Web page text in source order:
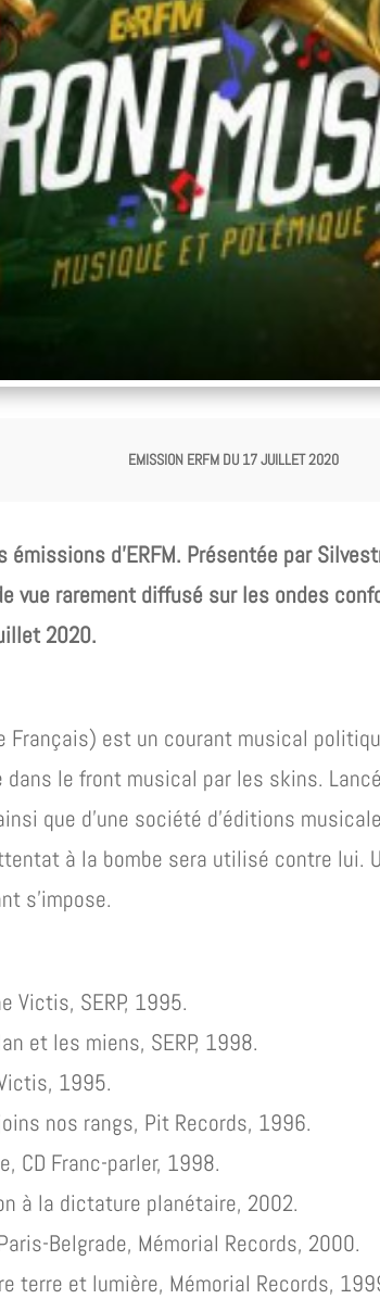
EMISSION ERFM DU 17 JUILLET 2020
d’ERFM. Présentée par
vue rarement diffusé sur les ondes
2020.
Français) est un courant musical
le front musical par les skins.
que d’une société d’éditions
à la bombe sera utilisé contre lui.
s’impose.
Victis, SERP, 1995.
et les miens, SERP, 1998.
1995.
nos rangs, Pit Records, 1996.
CD Franc-parler, 1998.
à la dictature planétaire, 2002.
Belgrade, Mémorial Records, 2000.
terre et lumière, Mémorial Records,